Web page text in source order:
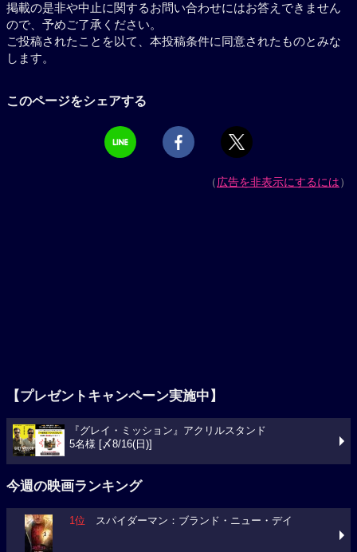
掲載の是非や中止に関するお問い合わせにはお答えできません
ので、予めご了承ください。
ご投稿されたことを以て、本投稿条件に同意されたものとみな
します。
このページをシェアする
（広告を非表示にするには）
【プレゼントキャンペーン実施中】
『グレイ・ミッション』アクリルスタンド
5名様 [〆8/16(日)]
今週の映画ランキング
1位 スパイダーマン：ブランド・ニュー・デイ